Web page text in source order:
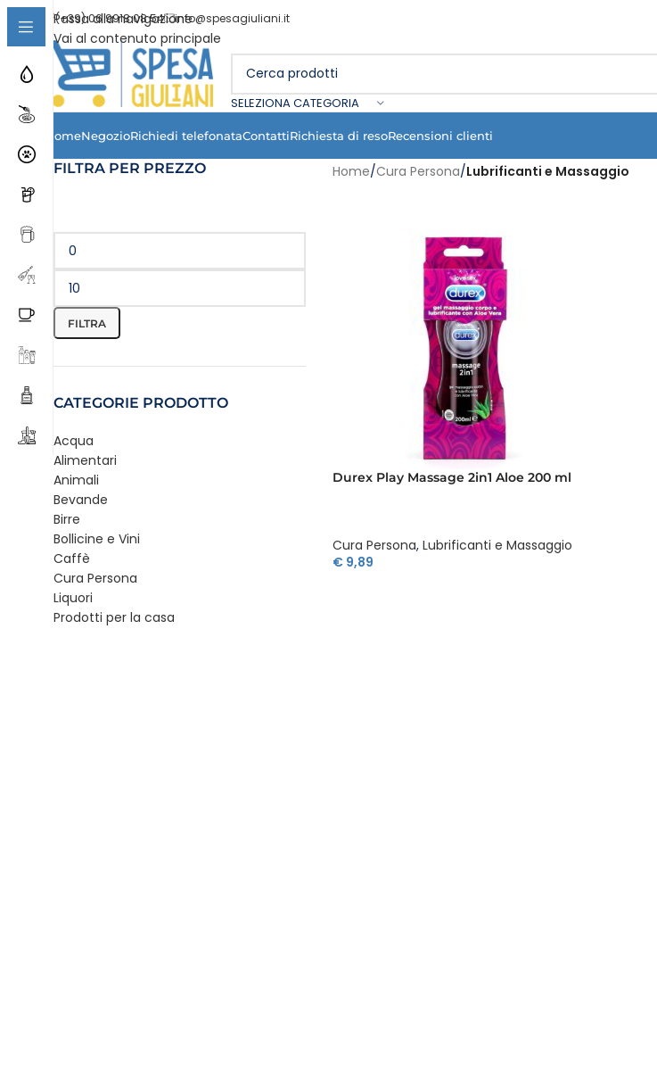
Passa alla navigazione
Vai al contenuto principale
(+39) 06 9918 08 54 info@spesagiuliani.it
SELEZIONA CATEGORIA
HomeNegozioRichiedi telefonataContattiRichiesta di resoRecensioni clienti
FILTRA PER PREZZO
FILTRA
CATEGORIE PRODOTTO
Acqua
Alimentari
Animali
Bevande
Birre
Bollicine e Vini
Caffè
Cura Persona
Liquori
Prodotti per la casa
Home/Cura Persona/Lubrificanti e Massaggio
Durex Play Massage 2in1 Aloe 200 ml
Cura Persona, Lubrificanti e Massaggio
€9,89